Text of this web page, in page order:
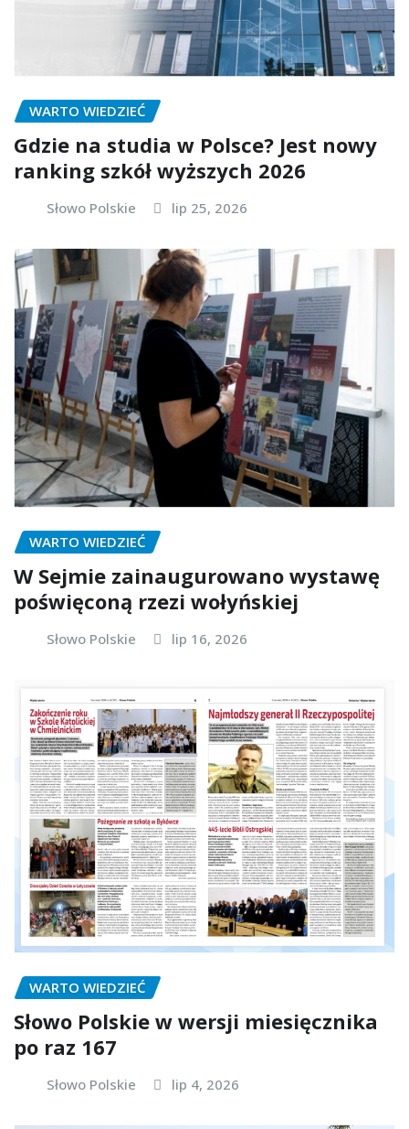
WARTO WIEDZIEĆ
Gdzie na studia w Polsce? Jest nowy
ranking szkół wyższych 2026
Słowo Polskie lip 25, 2026
WARTO WIEDZIEĆ
W Sejmie zainaugurowano wystawę
poświęconą rzezi wołyńskiej
Słowo Polskie lip 16, 2026
WARTO WIEDZIEĆ
Słowo Polskie w wersji miesięcznika
po raz 167
Słowo Polskie lip 4, 2026